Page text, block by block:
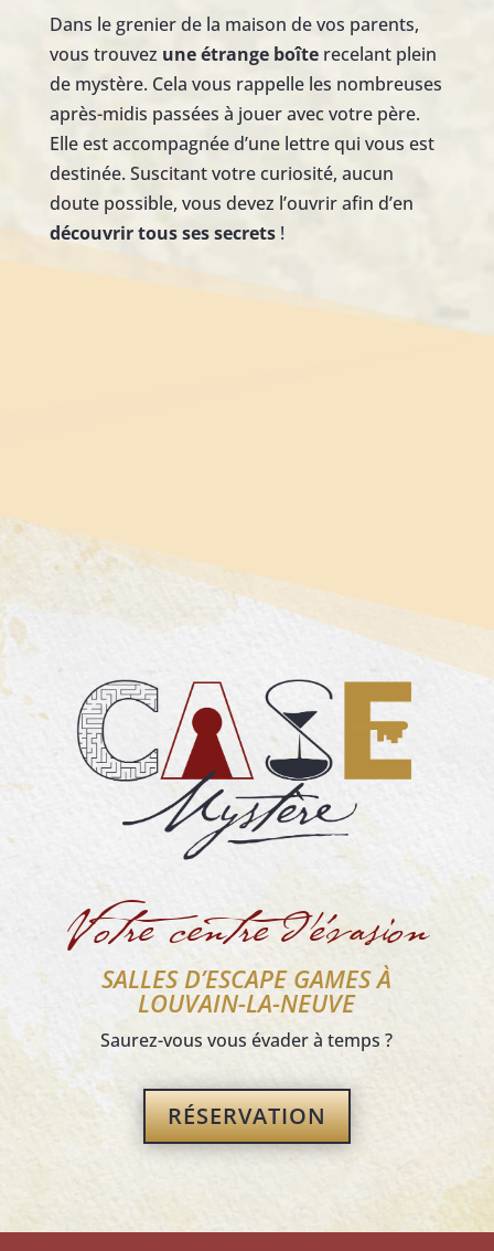
Dans le grenier de la maison de vos parents,
vous trouvez une étrange boîterecelant plein
de mystère. Cela vous rappelle les nombreuses
après-midis passées à jouer avec votre père.
Elle est accompagnée d’une lettre qui vous est
destinée. Suscitant votre curiosité, aucun
doute possible, vous devez l’ouvrir afin d’en
découvrir tous ses secrets!
Votre centre d’évasion
SALLES D’ESCAPE GAMES À
LOUVAIN-LA-NEUVE
Saurez-vous vous évader à temps ?
RÉSERVATION